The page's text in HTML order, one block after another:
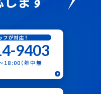
フが対応！
9403
18:00（年中無